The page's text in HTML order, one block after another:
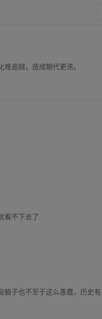
逾越，造成朝代更迭。
看不下去了
脑子也不至于这么愚蠢，历史